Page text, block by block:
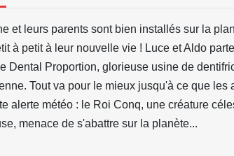
et leurs parents sont bien installés sur la
à petit à leur nouvelle vie ! Luce et Aldo
Dental Proportion, glorieuse usine de
Tout va pour le mieux jusqu'à ce que les
alerte météo : le Roi Conq, une créature
menace de s'abattre sur la planète...